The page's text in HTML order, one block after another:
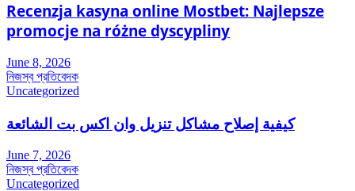
Recenzja kasyna online Mostbet: Najlepsze
promocje na różne dyscypliny
June 8, 2026
নিজস্ব প্রতিবেদক
Uncategorized
كيفية إصلاح مشاكل تنزيل وان اكس بت الشائعة
June 7, 2026
নিজস্ব প্রতিবেদক
Uncategorized